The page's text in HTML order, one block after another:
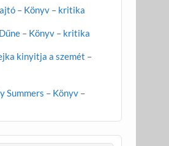
– Könyv – kritika
– Könyv – kritika
kinyitja a szemét –
Summers – Könyv –